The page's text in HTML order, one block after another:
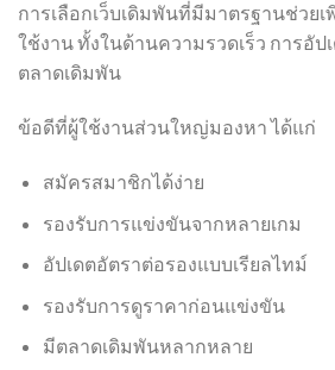
การเลือกเว็บเดิมพันที่มีมาตรฐานช่วย
ใช้งาน ทั้งในด้านความรวดเร็ว การอัป
ตลาดเดิมพัน
ข้อดีที่ผู้ใช้งานส่วนใหญ่มองหา ได้แก่
สมัครสมาชิกได้ง่าย
รองรับการแข่งขันจากหลายเกม
อัปเดตอัตราต่อรองแบบเรียลไทม์
รองรับการดูราคาก่อนแข่งขัน
มีตลาดเดิมพันหลากหลาย